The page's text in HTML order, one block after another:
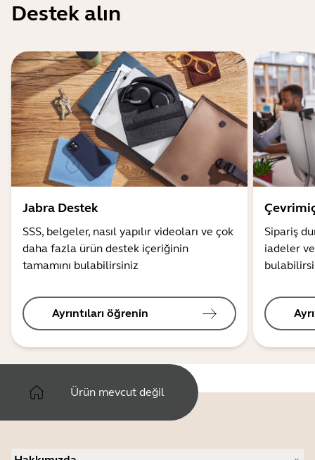
Destek alın
Jabra Destek
SSS, belgeler, nasıl yapılır videoları ve çok
daha fazla ürün destek içeriğinin
tamamını bulabilirsiniz
Ayrıntıları öğrenin
Sipariş
iadeler
Ürün mevcut değil